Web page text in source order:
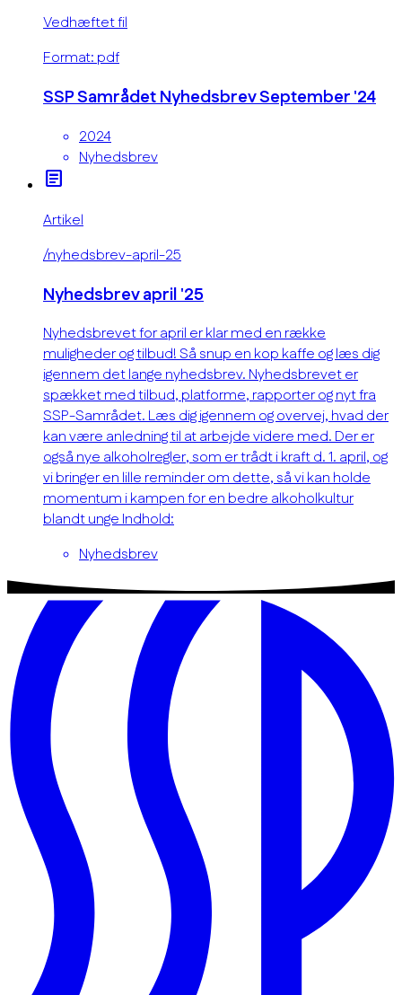
Vedhæftet fil
Format: pdf
SSP Samrådet Nyhedsbrev September '24
2024
Nyhedsbrev
article
Artikel
/nyhedsbrev-april-25
Nyhedsbrev april '25
Nyhedsbrevet for april er klar med en række
muligheder og tilbud! Så snup en kop kaffe og læs dig
igennem det lange nyhedsbrev. Nyhedsbrevet er
spækket med tilbud, platforme, rapporter og nyt fra
SSP-Samrådet. Læs dig igennem og overvej, hvad der
kan være anledning til at arbejde videre med. Der er
også nye alkoholregler, som er trådt i kraft d. 1. april, og
vi bringer en lille reminder om dette, så vi kan holde
momentum i kampen for en bedre alkoholkultur
blandt unge Indhold:
Nyhedsbrev